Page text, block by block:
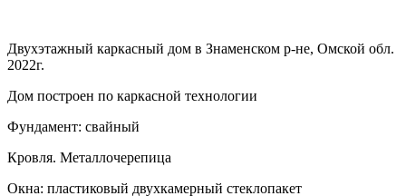
Двухэтажный каркасный дом в Знаменском р-не, Омской обл.
2022г.
Дом построен по каркасной технологии
Фундамент: свайный
Кровля. Металлочерепица
Окна: пластиковый двухкамерный стеклопакет